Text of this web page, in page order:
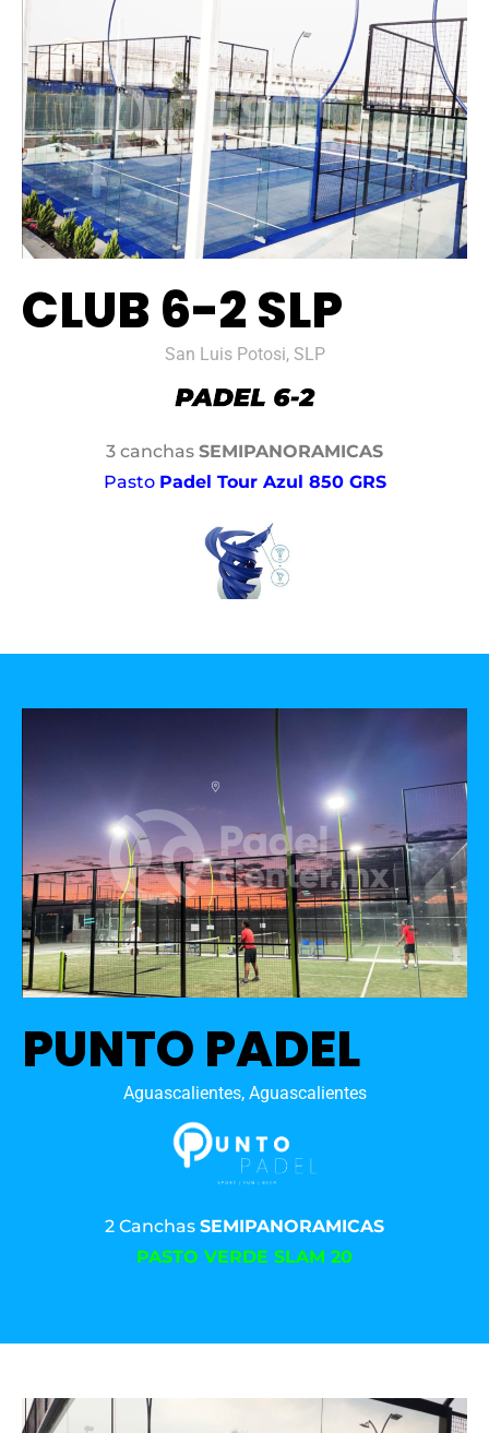
CLUB 6-2 SLP
San Luis Potosi, SLP
3 canchas SEMIPANORAMICAS
Pasto Padel Tour Azul 850 GRS
PUNTO PADEL
Aguascalientes, Aguascalientes
2 Canchas SEMIPANORAMICAS
PASTO VERDE SLAM 20